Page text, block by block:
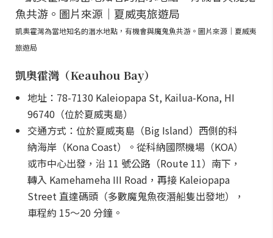
凱奧霍灣為當地知名的潛水地點，有機會與魔鬼魚共游。圖片來源｜夏威夷
旅遊局
凱奧霍灣（Keauhou Bay）
地址：78-7130 Kaleiopapa St, Kailua-Kona, HI
96740（位於夏威夷島）
交通方式：位於夏威夷島（Big Island）西側的科
納海岸（Kona Coast）。從科納國際機場（KOA）
或市中心出發，沿 11 號公路（Route 11）南下，
轉入 Kamehameha III Road，再接 Kaleiopapa
Street 直達碼頭（多數魔鬼魚夜潛船隻出發地），
車程約 15～20 分鐘。